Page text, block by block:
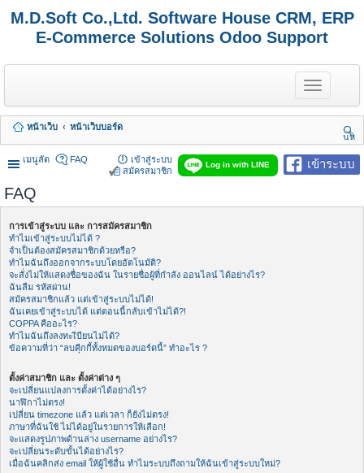
M.D.Soft Co.,Ltd. Software House CRM, ERP
E-Commerce Solutions Odoo Support
T
o
g
e
n
a
g
หน้าเว็บ
หน้าเว็บบอร์ด
นห
า
เมนูลัด
เข้าระบบ
Log in with LINE
FAQ
เข้าสู่ระบบ
สมัครสมาชิก
FAQ
การเข้าสู่ระบบ และ การสมัครสมาชิก
ทำไมเข้าสู่ระบบไม่ได้ ?
จำเป็นต้องสมัครสมาชิกด้วยหรือ?
ทำไมฉันถึงออกจากระบบโดยอัตโนมัติ?
จะสั่งไม่ให้แสดงชื่อของฉัน ในรายชื่อผู้ที่กำลัง ออนไลน์ ได้อย่างไร?
ฉันลืม รหัสผ่าน!
สมัครสมาชิกแล้ว แต่เข้าสู่ระบบไม่ได้!
ฉันเคยเข้าสู่ระบบได้ แต่ตอนนี้กลับเข้าไม่ได้?!
COPPA คืออะไร?
ทำไมฉันถึงลงทะเีบียนไม่ได้?
ข้อความที่ว่า “ลบคุีกกี้ทั้งหมดของบอร์ดนี้” ทำอะไร ?
ตั้งค่าสมาชิก และ ตั้งค่าต่าง ๆ
จะเปลี่ยนแปลงการตั้งค่าได้อย่างไร?
นาฬิกาไม่ตรง!
เปลี่ยน timezone แล้ว แต่เวลา ก็ยังไม่ตรง!
ภาษาที่ฉันใช้ ไม่ได้อยู่ในรายการให้เลือก!
จะแสดงรูปภาพด้านล่าง username อย่างไร?
จะเปลี่ยนระดับขั้นได้อย่างไร?
เมื่อฉันคลิกส่ง email ให้ผู้ใช้อื่น ทำไมระบบถึงถามให้ฉันเข้าสู่ระบบใหม่?